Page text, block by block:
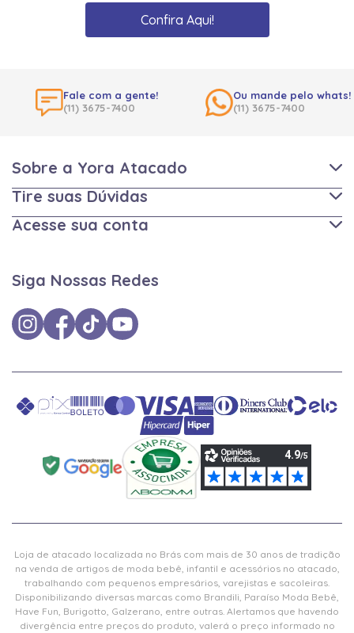
Confira Aqui!
Fale com a gente!
(11) 3675-7400
Ou mande pelo whats!
(11) 3675-7400
Sobre a Yora Atacado
Tire suas Dúvidas
Acesse sua conta
Siga Nossas Redes
Loja de atacado localizada no Brás com mais de 30 anos de tradição
na venda de artigos de moda bebê, infantil e acessórios no atacado,
trabalhando com pequenos empresários, varejistas e sacoleiras.
Disponibilizando diversas marcas como Brandili, Paraíso Moda Bebê,
Have Fun, Burigotto, Galzerano, entre outras. Alertamos que havendo
divergência entre preços do produto, valerá o preço informado no